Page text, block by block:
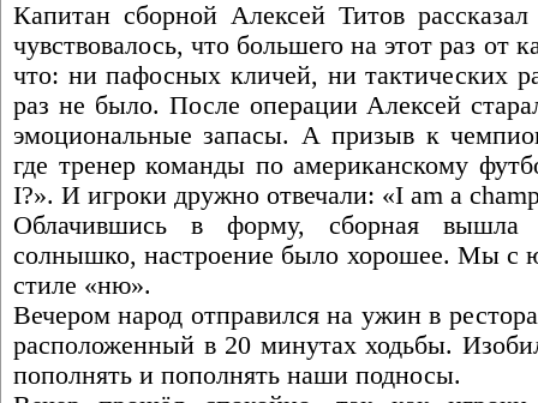
Капитан сборной Алексей Титов
чувствовалось, что большего на этот раз
что: ни пафосных кличей, ни тактических
раз не было. После операции Алексей
эмоциональные запасы. А призыв к
где тренер команды по американскому
I?». И игроки дружно отвечали: «I am a
Облачившись в форму, сборная вышла
солнышко, настроение было хорошее. Мы с
стиле «ню».
Вечером народ отправился на ужин в
расположенный в 20 минутах ходьбы.
пополнять и пополнять наши подносы.